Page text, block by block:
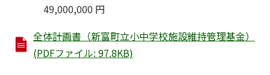
49,000,000 円
全体計画書（新富町立小中学校施設維持管理基金）
(PDFファイル: 97.8KB)